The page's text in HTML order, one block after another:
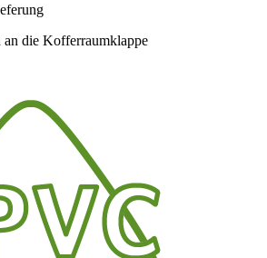
die Kofferraumklappe